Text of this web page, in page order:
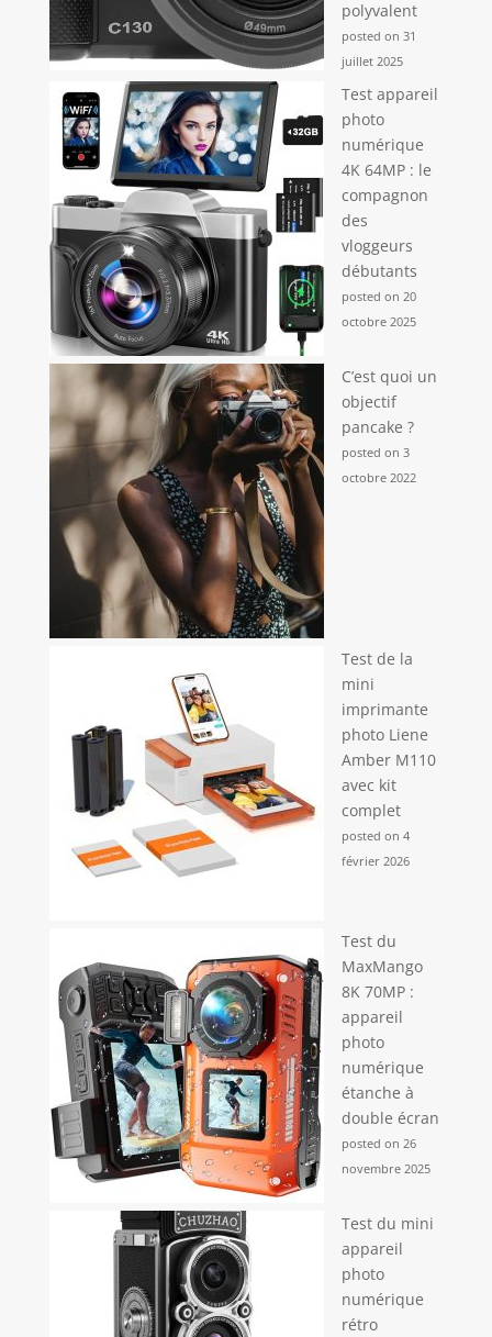
polyvalent
posted on 31
juillet 2025
Test appareil
photo
numérique
4K 64MP : le
compagnon
des
vloggeurs
débutants
posted on 20
octobre 2025
C’est quoi un
objectif
pancake ?
posted on 3
octobre 2022
Test de la
mini
imprimante
photo Liene
Amber M110
avec kit
complet
posted on 4
février 2026
Test du
MaxMango
8K 70MP :
appareil
photo
numérique
étanche à
double écran
posted on 26
novembre 2025
Test du mini
appareil
photo
numérique
rétro